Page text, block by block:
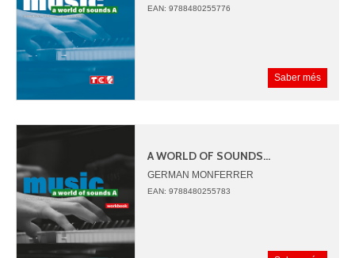
JUAN ANGEL PICAZO
EAN: 9788480255776
Saber més
A WORLD OF SOUNDS...
GERMAN MONFERRER
JUAN ANGEL PICAZO
EAN: 9788480255783